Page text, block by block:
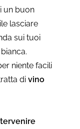
un buon
lasciare
sui tuoi
niente facili
di vino